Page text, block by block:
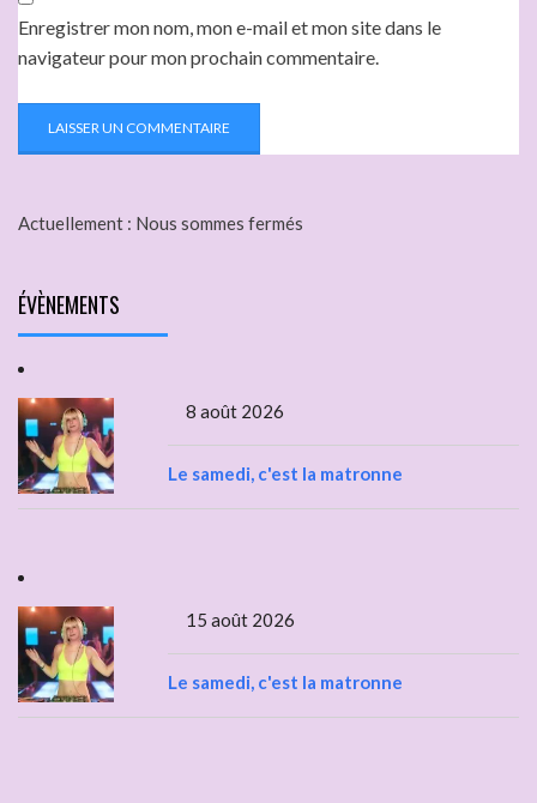
Enregistrer mon nom, mon e-mail et mon site dans le
navigateur pour mon prochain commentaire.
Actuellement : Nous sommes fermés
ÉVÈNEMENTS
8 août 2026
Le samedi, c'est la matronne
15 août 2026
Le samedi, c'est la matronne